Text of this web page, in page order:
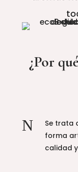
¿Por
N
Se trata
forma
calidad